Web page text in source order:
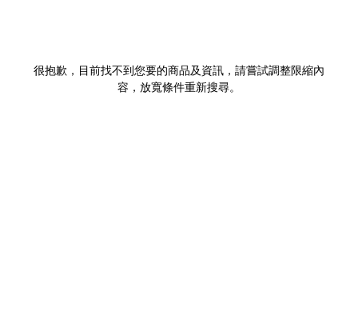
很抱歉，目前找不到您要的商品及資訊，請嘗試調整限縮內
容，放寬條件重新搜尋。